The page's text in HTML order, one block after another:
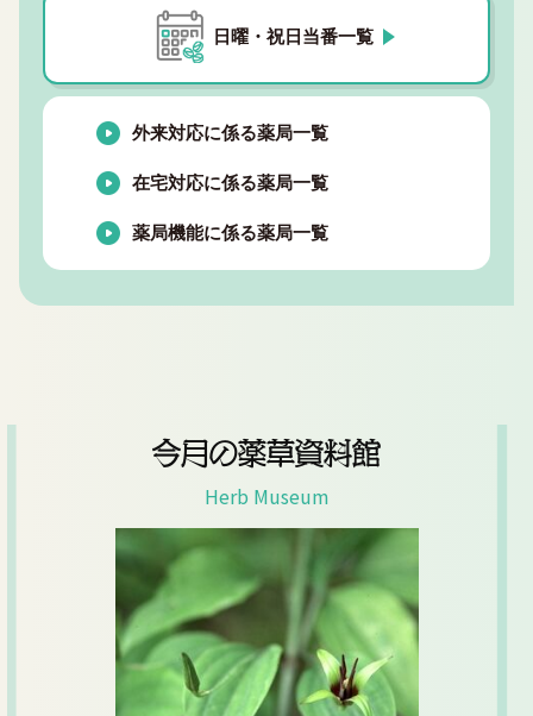
日曜・祝日当番一覧
外来対応に係る薬局一覧
在宅対応に係る薬局一覧
薬局機能に係る薬局一覧
今月の薬草資料館
Herb Museum